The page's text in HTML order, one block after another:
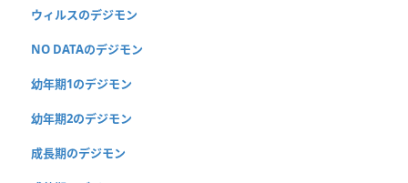
ウィルスのデジモン
NO DATAのデジモン
幼年期1のデジモン
幼年期2のデジモン
成長期のデジモン